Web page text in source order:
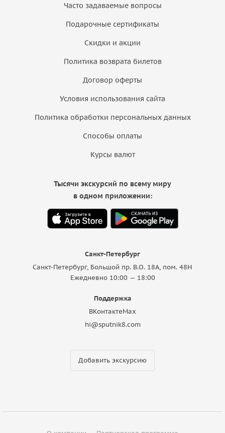
Часто задаваемые вопросы
Подарочные сертификаты
Скидки и акции
Политика возврата билетов
Договор оферты
Условия использования сайта
Политика обработки персональных данных
Способы оплаты
Курсы валют
Санкт-Петербург
Санкт-Петербург, Большой пр. В.О. 18A, пом. 48Н
Ежедневно 10:00 — 18:00
Поддержка
ВКонтактеMax
hi@sputnik8.com
Добавить экскурсию
Тысячи экскурсий по всему миру
в одном приложении: